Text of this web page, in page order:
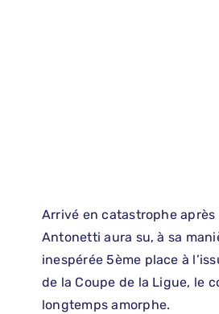
Arrivé en catastrophe après
Antonetti aura su, à sa
inespérée 5ème place à
de la Coupe de la Ligue, le
longtemps amorphe.